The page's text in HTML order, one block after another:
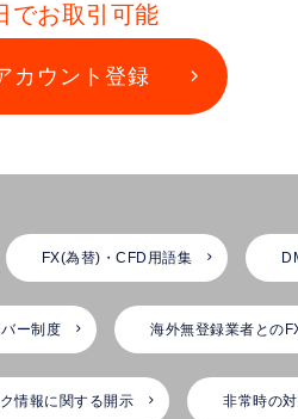
でお取引可能
カウント登録
FX(為替)・CFD用語集
ー制度 海外無登録業者との
情報に関する開示 非常時の